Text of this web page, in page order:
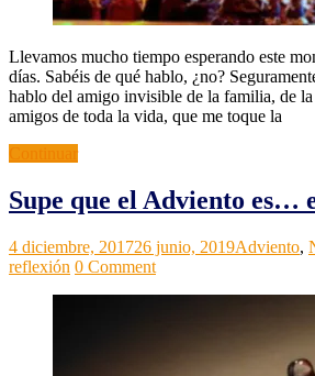
Llevamos mucho tiempo esperando este
días. Sabéis de qué hablo, ¿no?
hablo del amigo invisible de la familia, de
amigos de toda la vida, que me toque la
Supe que el Adviento es…
Grupos
ACI
Noticias,
Relectura
4 diciembre, 201726 junio, 2019Adviento,
reflexión 0 Comment